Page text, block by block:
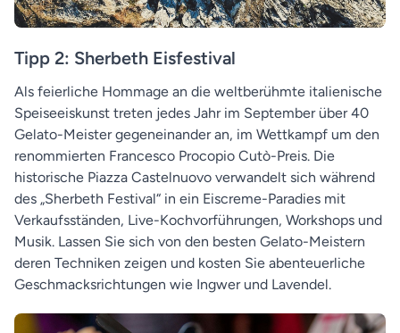
Tipp 2: Sherbeth Eisfestival
Als feierliche Hommage an die weltberühmte italienische
Speiseeiskunst treten jedes Jahr im September über 40
Gelato-Meister gegeneinander an, im Wettkampf um den
renommierten Francesco Procopio Cutò-Preis. Die
historische Piazza Castelnuovo verwandelt sich während
des „Sherbeth Festival“ in ein Eiscreme-Paradies mit
Verkaufsständen, Live-Kochvorführungen, Workshops und
Musik. Lassen Sie sich von den besten Gelato-Meistern
deren Techniken zeigen und kosten Sie abenteuerliche
Geschmacksrichtungen wie Ingwer und Lavendel.